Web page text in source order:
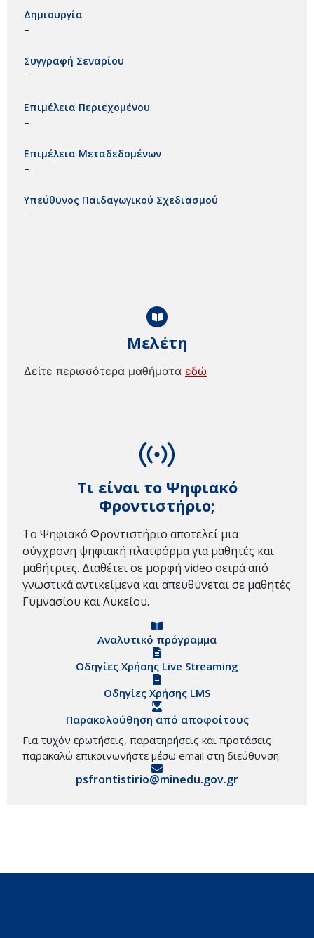
Τι είναι το Ψηφιακό
Φροντιστήριο;
Το Ψηφιακό Φροντιστήριο αποτελεί μια
σύγχρονη ψηφιακή πλατφόρμα για μαθητές και
μαθήτριες. Διαθέτει σε μορφή video σειρά από
γνωστικά αντικείμενα και απευθύνεται σε μαθητές
Γυμνασίου και Λυκείου.
Αναλυτικό πρόγραμμα
Οδηγίες Χρήσης Live Streaming
Οδηγίες Χρήσης LMS
Παρακολούθηση από αποφοίτους
Για τυχόν ερωτήσεις, παρατηρήσεις και προτάσεις
παρακαλώ επικοινωνήστε μέσω email στη διεύθυνση:
psfrontistirio@minedu.gov.gr
Μελέτη
Δείτε περισσότερα μαθήματα εδώ
Δημιουργία
–
Συγγραφή Σεναρίου
–
Επιμέλεια Περιεχομένου
–
Επιμέλεια Μεταδεδομένων
–
Υπεύθυνος Παιδαγωγικού Σχεδιασμού
–